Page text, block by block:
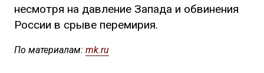
несмотря на давление Запада и обвинения
России в срыве перемирия.
По материалам: mk.ru